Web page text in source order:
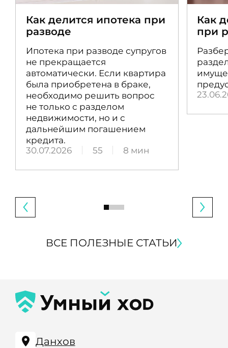
Как делится ипотека при
разводе
Ипотека при разводе супругов
не прекращается
автоматически. Если квартира
была приобретена в браке,
необходимо решить вопрос
не только с разделом
недвижимости, но и с
дальнейшим погашением
кредита.
30.07.2026
55 8 мин
Как
при
ВСЕ ПОЛЕЗНЫЕ СТАТЬИ
Данхов